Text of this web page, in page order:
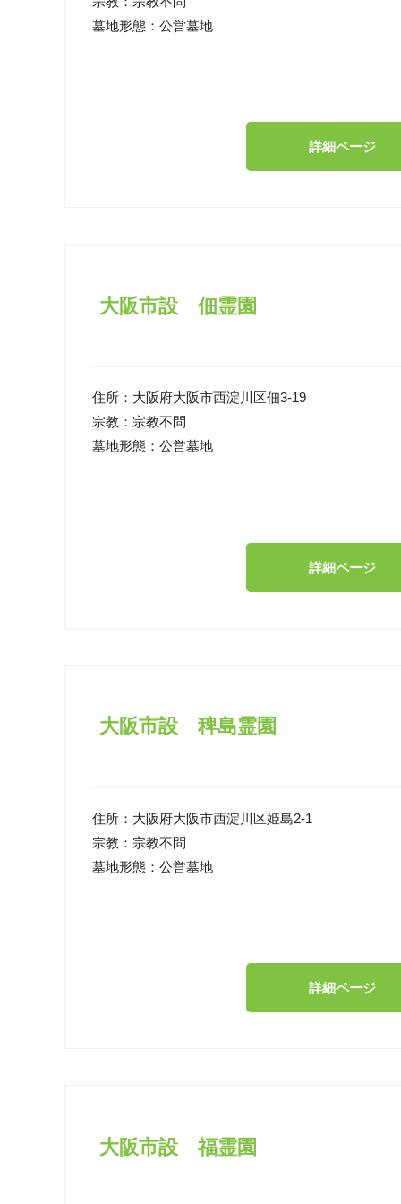
墓地形態： 公営墓地
詳細ページ
大阪市設 佃霊園
住所： 大阪府大阪市西淀川区佃3-19
宗教： 宗教不問
墓地形態： 公営墓地
詳細ページ
大阪市設 稗島霊園
住所： 大阪府大阪市西淀川区姫島2-1
宗教： 宗教不問
墓地形態： 公営墓地
詳細ページ
大阪市設 福霊園